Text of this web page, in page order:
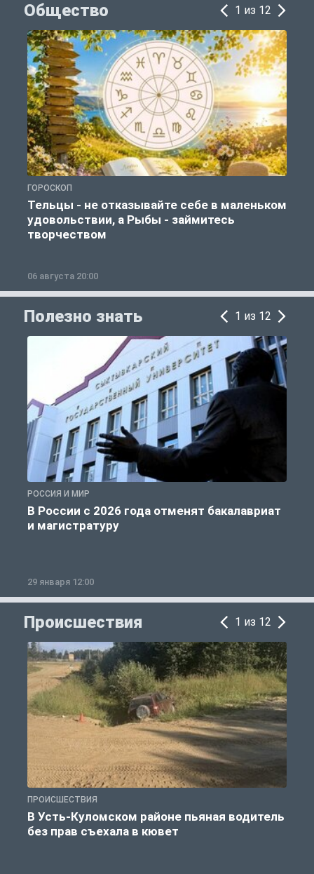
Общество 1 из 12
ГОРОСКОП
Тельцы - не отказывайте себе в маленьком
удовольствии, а Рыбы - займитесь
творчеством
06 августа 20:00
Полезно знать 1 из 12
РОССИЯ И МИР
В России с 2026 года отменят бакалавриат
и магистратуру
29 января 12:00
Происшествия 1 из 12
ПРОИСШЕСТВИЯ
В Усть-Куломском районе пьяная водитель
без прав съехала в кювет